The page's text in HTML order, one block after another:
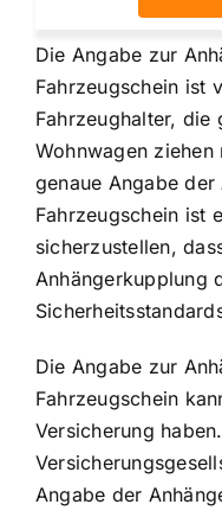
Die Angabe zur
Fahrzeugschein ist
Fahrzeughalter, die
Wohnwagen
genaue Angabe
Fahrzeugschein ist
sicherzustellen,
Anhängerkupplung
Die Angabe zur
Fahrzeugschein
Versicherung
Angabe der